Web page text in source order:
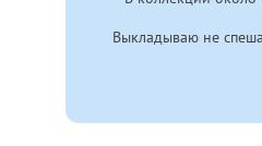
Выкладываю не